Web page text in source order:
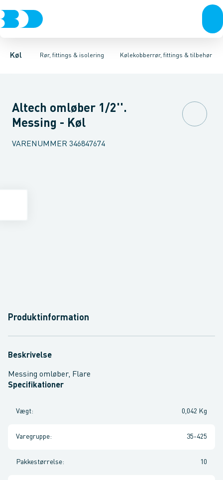
Køl Rør, fittings & isolering
KompressorerKondenseringsaggregaterFordampere
Kølekobberrør, fittings & tilbehør
Kølekobberrør, fittings & tilbehørCOOL-FIT 2.0 0°C til +60°C
Isoleret kølekobberrørKølekobberrørKobberpakninger &
Altech omløber 1/2''.
Messing - Køl
VARENUMMER 346847674
Produktinformation
Beskrivelse
Messing omløber, Flare
Specifikationer
Vægt: 0,042 Kg
Varegruppe: 35-425
Pakkestørrelse: 10